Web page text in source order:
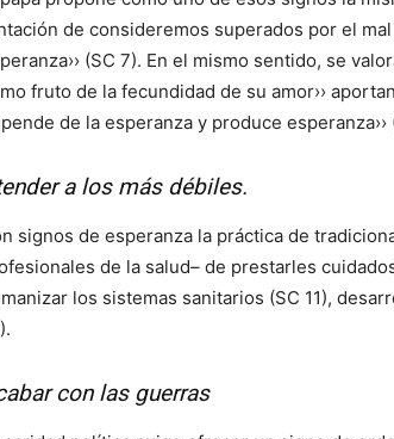
de consideremos superados por el
(SC 7). En el mismo sentido, se
fruto de la fecundidad de su amor››
de la esperanza y produce esperanza››
a los más débiles.
signos de esperanza la práctica de
de la salud– de prestarles
los sistemas sanitarios (SC 11),
con las guerras